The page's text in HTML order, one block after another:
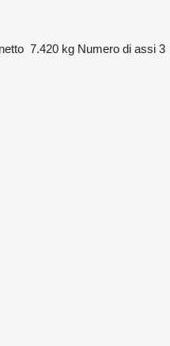
7.420 kg Numero di assi 3